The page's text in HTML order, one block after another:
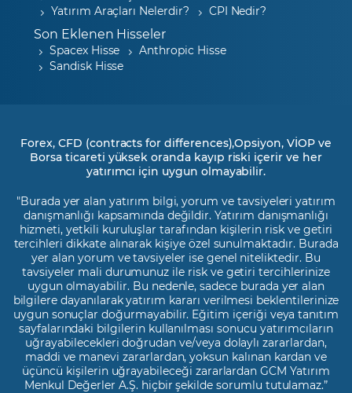
Yatırım Araçları Nelerdir?
CPI Nedir?
Son Eklenen Hisseler
Spacex Hisse
Anthropic Hisse
Sandisk Hisse
Forex, CFD (contracts for differences),Opsiyon, VİOP ve
Borsa ticareti yüksek oranda kayıp riski içerir ve her
yatırımcı için uygun olmayabilir.
"Burada yer alan yatırım bilgi, yorum ve tavsiyeleri yatırım
danışmanlığı kapsamında değildir. Yatırım danışmanlığı
hizmeti, yetkili kuruluşlar tarafından kişilerin risk ve getiri
tercihleri dikkate alınarak kişiye özel sunulmaktadır. Burada
yer alan yorum ve tavsiyeler ise genel niteliktedir. Bu
tavsiyeler mali durumunuz ile risk ve getiri tercihlerinize
uygun olmayabilir. Bu nedenle, sadece burada yer alan
bilgilere dayanılarak yatırım kararı verilmesi beklentilerinize
uygun sonuçlar doğurmayabilir. Eğitim içeriği veya tanıtım
sayfalarındaki bilgilerin kullanılması sonucu yatırımcıların
uğrayabilecekleri doğrudan ve/veya dolaylı zararlardan,
maddi ve manevi zararlardan, yoksun kalınan kardan ve
üçüncü kişilerin uğrayabileceği zararlardan GCM Yatırım
Menkul Değerler A.Ş. hiçbir şekilde sorumlu tutulamaz.”